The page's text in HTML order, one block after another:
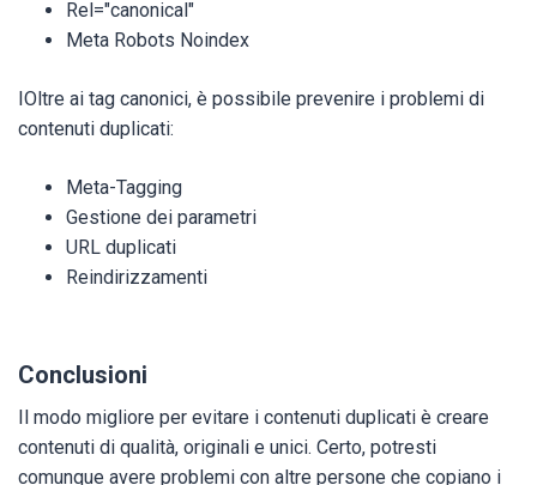
Rel="canonical"
Meta Robots Noindex
IOltre ai tag canonici, è possibile prevenire i problemi di
contenuti duplicati:
Meta-Tagging
Gestione dei parametri
URL duplicati
Reindirizzamenti
Conclusioni
Il modo migliore per evitare i contenuti duplicati è creare
contenuti di qualità, originali e unici. Certo, potresti
comunque avere problemi con altre persone che copiano i